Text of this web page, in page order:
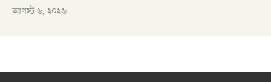
আগস্ট ৬, ২০২৬